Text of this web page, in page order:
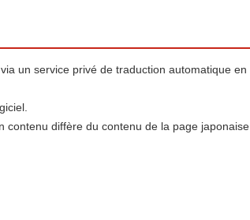
un service privé de traduction automatique en
contenu diffère du contenu de la page japonaise